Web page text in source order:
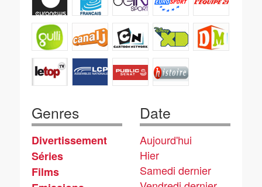
Genres
Divertissement
Séries
Films
Date
Aujourd'hui
Hier
Samedi dernier